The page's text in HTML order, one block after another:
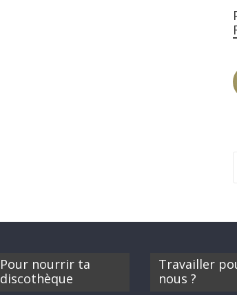
Pour nourrir ta
discothèque
Travailler
nous ?